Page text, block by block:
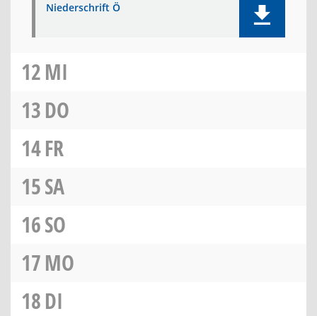
Niederschrift Ö
12MI
13DO
14FR
15SA
16SO
17MO
18DI